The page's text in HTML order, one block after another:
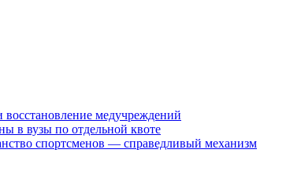
восстановление медучреждений
в вузы по отдельной квоте
спортсменов — справедливый механизм